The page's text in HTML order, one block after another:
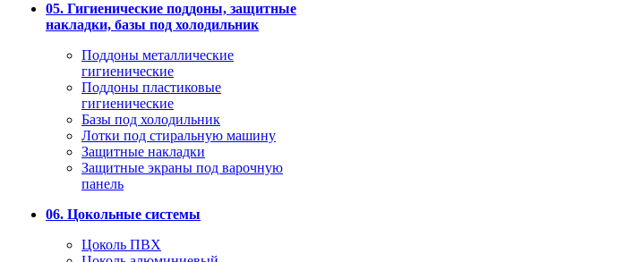
05. Гигиенические поддоны, защитные
накладки, базы под холодильник
Поддоны металлические
гигиенические
Поддоны пластиковые
гигиенические
Базы под холодильник
Лотки под стиральную машину
Защитные накладки
Защитные экраны под варочную
панель
06. Цокольные системы
Цоколь ПВХ